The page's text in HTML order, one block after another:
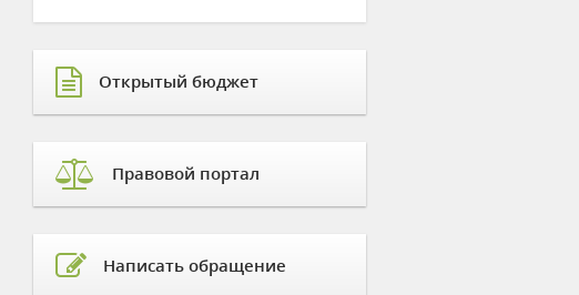
Открытый бюджет
Правовой портал
Написать обращение